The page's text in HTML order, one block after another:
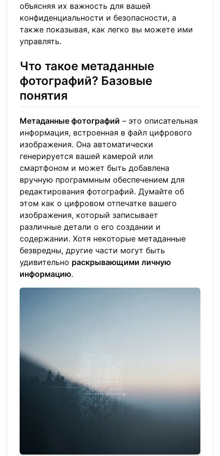
объясняя их важность для вашей
конфиденциальности и безопасности, а
также показывая, как легко вы можете ими
управлять.
Что такое метаданные
фотографий? Базовые
понятия
Метаданные фотографий – это описательная
информация, встроенная в файл цифрового
изображения. Она автоматически
генерируется вашей камерой или
смартфоном и может быть добавлена
вручную программным обеспечением для
редактирования фотографий. Думайте об
этом как о цифровом отпечатке вашего
изображения, который записывает
различные детали о его создании и
содержании. Хотя некоторые метаданные
безвредны, другие части могут быть
удивительно раскрывающими личную
информацию.